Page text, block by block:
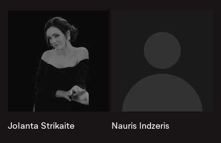
Jolanta Strikaite Nauris Indzeris